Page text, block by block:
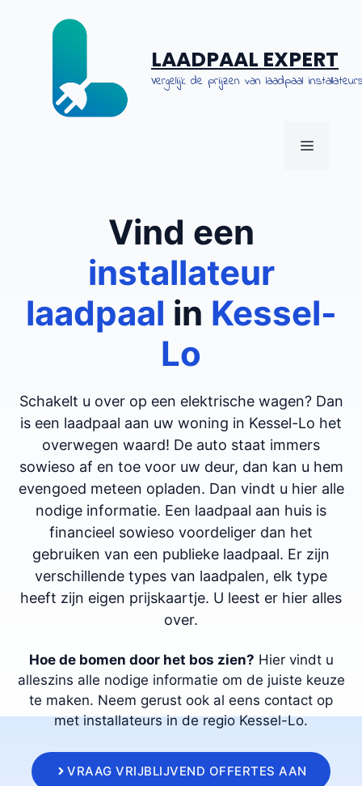
LAADPAAL EXPERT
Vergelijk de prijzen van laadpaal
MENU
Vind een
installateur
laadpaal in Kessel-
Lo
Schakelt u over op een elektrische wagen? Dan
is een laadpaal aan uw woning in Kessel-Lo het
overwegen waard! De auto staat immers
sowieso af en toe voor uw deur, dan kan u hem
evengoed meteen opladen. Dan vindt u hier alle
nodige informatie. Een laadpaal aan huis is
financieel sowieso voordeliger dan het
gebruiken van een publieke laadpaal. Er zijn
verschillende types van laadpalen, elk type
heeft zijn eigen prijskaartje. U leest er hier alles
over.
Hoe de bomen door het bos zien? Hier vindt u
alleszins alle nodige informatie om de juiste keuze
te maken. Neem gerust ook al eens contact op
met installateurs in de regio Kessel-Lo.
VRAAG VRIJBLIJVEND OFFERTES AAN